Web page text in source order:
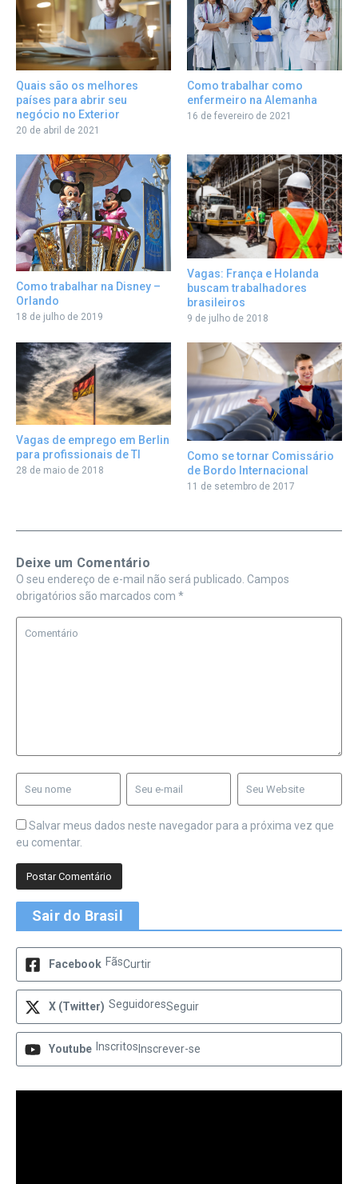
Quais são os melhores
países para abrir seu
negócio no Exterior
20 de abril de 2021
Como trabalhar como
enfermeiro na Alemanha
16 de fevereiro de 2021
Como trabalhar na Disney –
Orlando
18 de julho de 2019
Vagas: França e Holanda
buscam trabalhadores
brasileiros
9 de julho de 2018
Vagas de emprego em Berlin
para profissionais de TI
28 de maio de 2018
Como se tornar Comissário
de Bordo Internacional
11 de setembro de 2017
Deixe um Comentário
O seu endereço de e-mail não será publicado. Campos
obrigatórios são marcados com *
Salvar meus dados neste navegador para a próxima vez que
eu comentar.
Sair do Brasil
Facebook FãsCurtir
X (Twitter) SeguidoresSeguir
Youtube Inscritos Inscrever-se